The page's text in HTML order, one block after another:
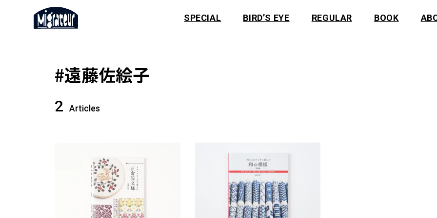
SPECIAL BIRD’S EYE REGULAR BOOK
#遠藤佐絵子
2 Articles